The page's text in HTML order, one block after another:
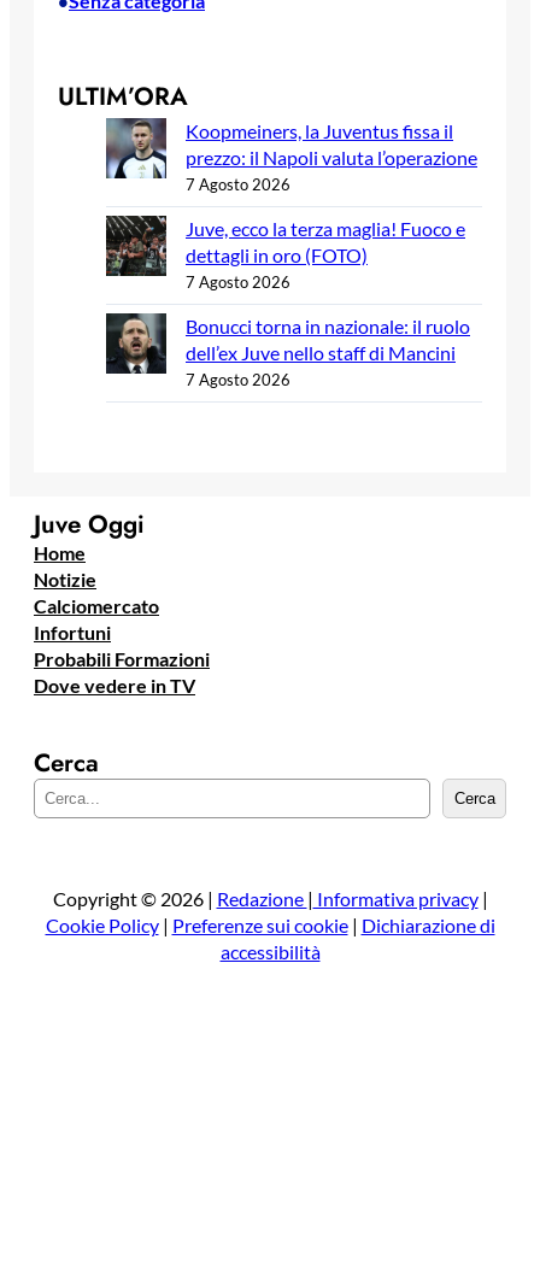
ULTIM’ORA
Koopmeiners, la Juventus fissa il
prezzo: il Napoli valuta l’operazione
7 Agosto 2026
Juve, ecco la terza maglia! Fuoco e
dettagli in oro (FOTO)
7 Agosto 2026
Bonucci torna in nazionale: il ruolo
dell’ex Juve nello staff di Mancini
7 Agosto 2026
Juve Oggi
Home
Notizie
Calciomercato
Infortuni
Probabili Formazioni
Dove vedere in TV
Cerca
e
a
Cerca
Copyright © 2026 | Redazione | Informativa privacy|
Cookie Policy| Preferenze sui cookie| Dichiarazione di
accessibilità